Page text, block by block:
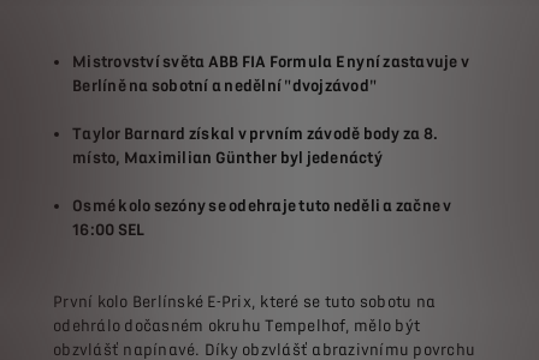
Mistrovství světa ABB FIA Formula E nyní zastavuje v
Berlíně na sobotní a nedělní "dvojzávod"
Taylor Barnard získal v prvním závodě body za 8.
místo, Maximilian Günther byl jedenáctý
Osmé kolo sezóny se odehraje tuto neděli a začne v
16:00 SEL
První kolo Berlínské E-Prix, které se tuto sobotu na
odehrálo dočasném okruhu Tempelhof, mělo být
obzvlášť napínavé. Díky obzvlášť abrazivnímu povrchu